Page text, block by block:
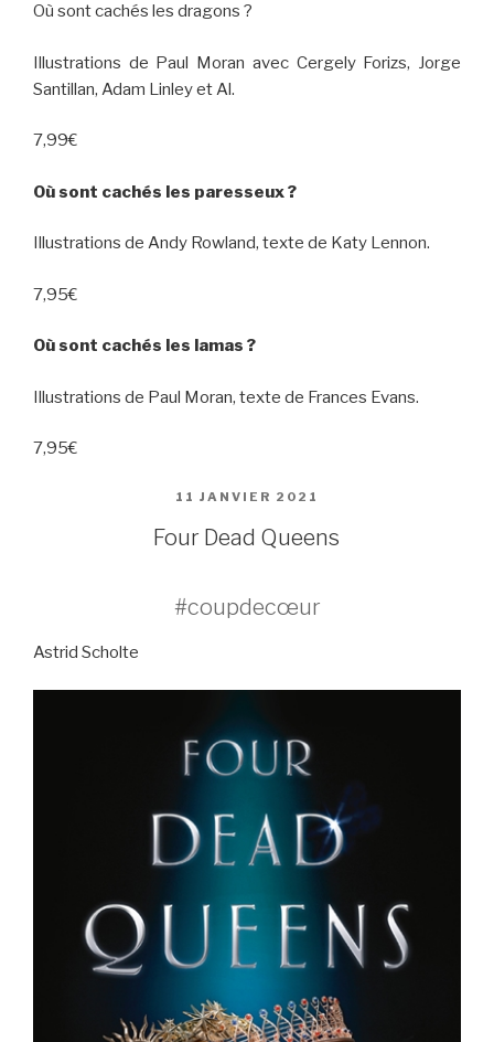
Où sont cachés les dragons ?
Illustrations de Paul Moran avec Cergely Forizs, Jorge
Santillan, Adam Linley et Al.
7,99€
Où sont cachés les paresseux ?
Illustrations de Andy Rowland, texte de Katy Lennon.
7,95€
Où sont cachés les lamas ?
Illustrations de Paul Moran, texte de Frances Evans.
7,95€
PUBLIÉ
11 JANVIER 2021
Four Dead Queens
#coupdecœur
Astrid Scholte